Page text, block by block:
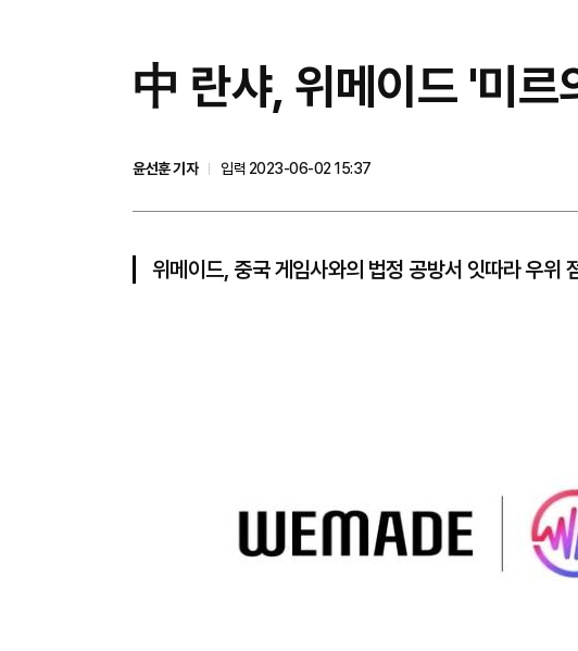
中 란샤, 위메이드 '미르
윤선훈 기자
입력 2023-06-02 15:37
위메이드, 중국 게임사와의 법정 공방서 잇따라 우위